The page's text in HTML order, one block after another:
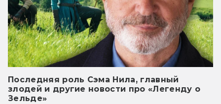
Последняя роль Сэма Нила, главный
злодей и другие новости про «Легенду о
Зельде»